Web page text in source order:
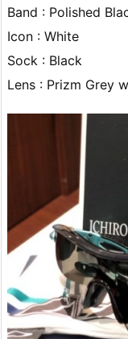
Band : Polished
Icon : White
Sock : Black
Lens : Prizm Grey